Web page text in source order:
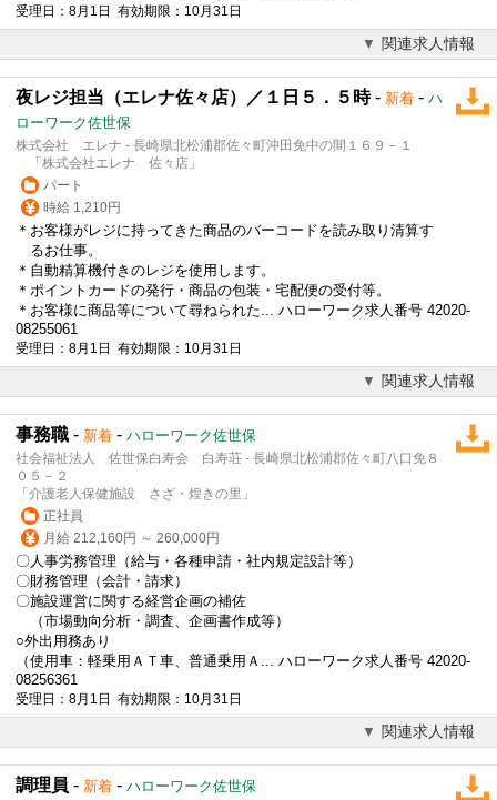
受理日：8月1日 有効期限：10月31日
関連求人情報
夜レジ担当（エレナ佐々店）／１日５．５時- 新着 - ハ
ローワーク佐世保
株式会社 エレナ - 長崎県北松浦郡佐々町沖田免中の間１６９－１
「株式会社エレナ 佐々店」
パート
時給 1,210円
＊お客様がレジに持ってきた商品のバーコードを読み取り清算す
るお仕事。
＊自動精算機付きのレジを使用します。
＊ポイントカードの発行・商品の包装・宅配便の受付等。
＊お客様に商品等について尋ねられた... ハローワーク求人番号 42020-
08255061
受理日：8月1日 有効期限：10月31日
関連求人情報
事務職 - 新着 - ハローワーク佐世保
社会福祉法人 佐世保白寿会 白寿荘 - 長崎県北松浦郡佐々町八口免８
０５－２
「介護老人保健施設 さざ・煌きの里」
正社員
月給 212,160円 ～ 260,000円
〇人事労務管理（給与・各種申請・社内規定設計等）
〇財務管理（会計・請求）
〇施設運営に関する経営企画の補佐
（市場動向分析・調査、企画書作成等）
○外出用務あり
（使用車：軽乗用ＡＴ車、普通乗用Ａ... ハローワーク求人番号 42020-
08256361
受理日：8月1日 有効期限：10月31日
関連求人情報
調理員 - 新着 - ハローワーク佐世保